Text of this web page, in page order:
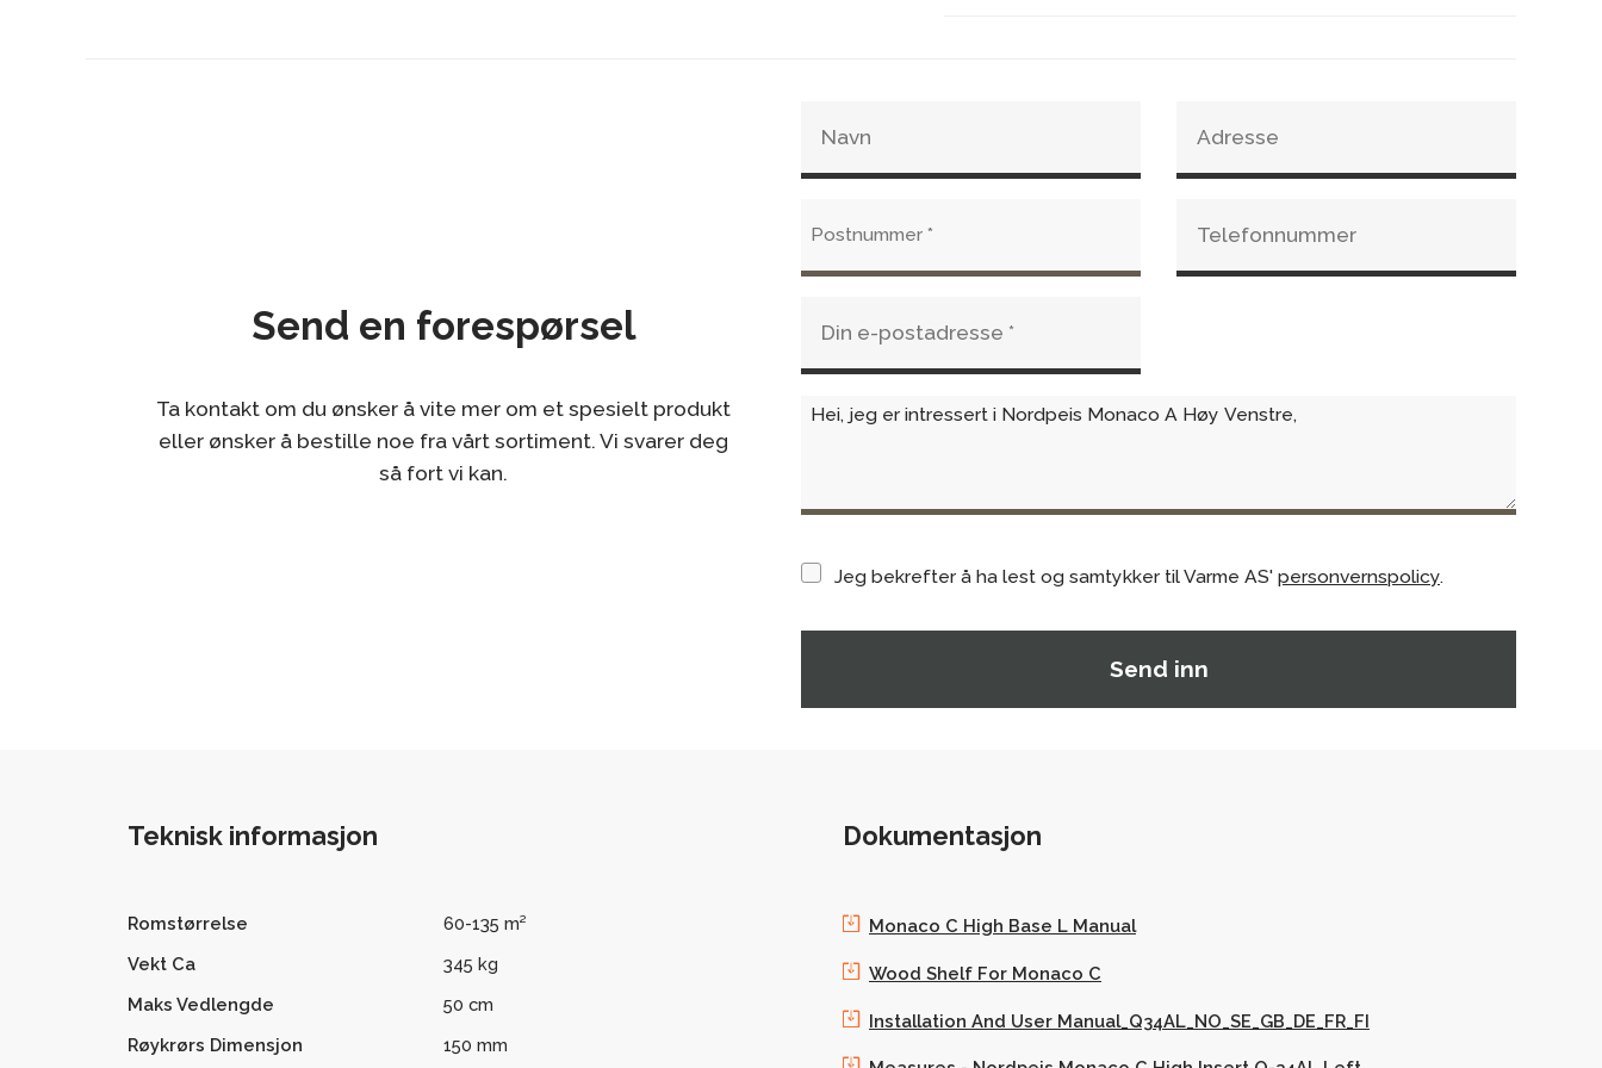
Mulighet for frisklufttilførsel
Mulighet for PowerStone for ekstra varmelagring
Send en forespørsel
Ta kontakt om du ønsker å vite mer om et spesielt produkt
eller ønsker å bestille noe fra vårt sortiment. Vi svarer deg
så fort vi kan.
Jeg bekrefter å ha lest og samtykker til Varme AS'personvernspolicy.
Teknisk informasjon
Romstørrelse 60-135 m²
Vekt Ca 345 kg
Maks Vedlengde 50 cm
Røykrørs Dimensjon 150 mm
Dokumentasjon
Monaco C High Base L Manual
Wood Shelf For Monaco C
Installation And User Manual_Q34AL_NO_SE_GB_DE_FR_FI